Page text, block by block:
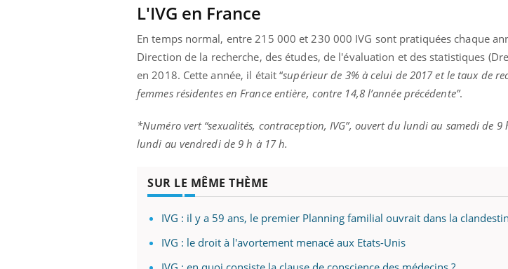
L'IVG en France
En temps normal, entre 215 000 et 230 000 IVG sont pratiquées chaque
Direction de la recherche, des études, de l'évaluation et des statistiques
en 2018. Cette année, il était “supérieur de 3% à celui de 2017 et le taux de
femmes résidentes en France entière, contre 14,8 l’année précédente”.
*Numéro vert “sexualités, contraception, IVG”, ouvert du lundi au samedi de
lundi au vendredi de 9 h à 17 h.
SUR LE MÊME THÈME
IVG : il y a 59 ans, le premier Planning familial ouvrait dans la
IVG : le droit à l'avortement menacé aux Etats-Unis
Insuline & Charge mentale : et si on
osait en parler?? Youtube
En 2026, l'insuline dans le diabète de type 2
reste entourée d'idées reçues chez les
patients comme parfois chez les soignants.
Youtube
Eczéma Chronique des Mains : se
préparer pour l’été ! Youtube
L'été arrive… et avec lui, un tout nouveau
rythme de vie ! Vacances, plage, piscine,
soleil, activités en plein air… Nos mains